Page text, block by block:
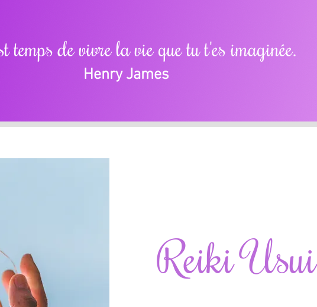
temps de vivre la vie que tu t'es imaginée.
Henry James
Reiki Usui